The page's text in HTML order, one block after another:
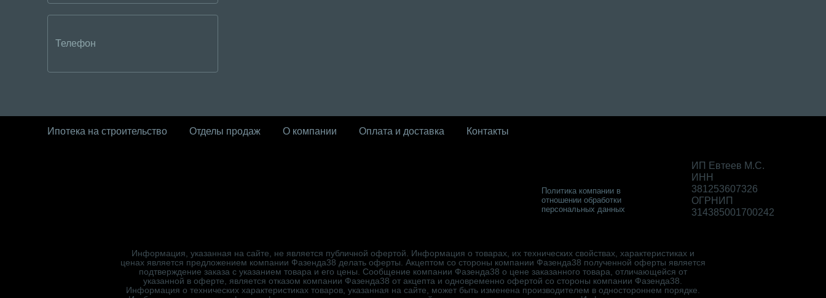
Ипотека на строительство Отделы продаж О компании Оплата и доставка Контакты
Политика компании в
отношении обработки
персональных данных
ИП Евтеев М.С.
ИНН
381253607326
ОГРНИП
314385001700242
Информация, указанная на сайте, не является публичной офертой. Информация о товарах, их технических свойствах, характеристиках и
ценах является предложением компании Фазенда38 делать оферты. Акцептом со стороны компании Фазенда38 полученной оферты является
подтверждение заказа с указанием товара и его цены. Сообщение компании Фазенда38 о цене заказанного товара, отличающейся от
указанной в оферте, является отказом компании Фазенда38 от акцепта и одновременно офертой со стороны компании Фазенда38.
Информация о технических характеристиках товаров, указанная на сайте, может быть изменена производителем в одностороннем порядке.